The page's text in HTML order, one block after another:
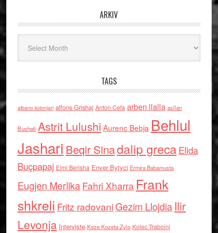
ARKIV
TAGS
albano kolonjari alfons Grishaj Anton Cefa arben llalla asllan
Bushati Astrit Lulushi Aurenc Bebja Behlul
Jashari Beqir Sinadalip grecaElida
Buçpapaj Elmi Berisha Enver Bytyci Ermira Babamusta
Eugjen MerlikaFahri Xharra Frank
shkreli Fritz radovaniGezim Llojdia Ilir
Levonja Interviste Keze Kozeta Zylo Kolec Traboini